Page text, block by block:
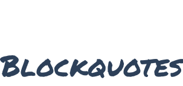
Blockquotes